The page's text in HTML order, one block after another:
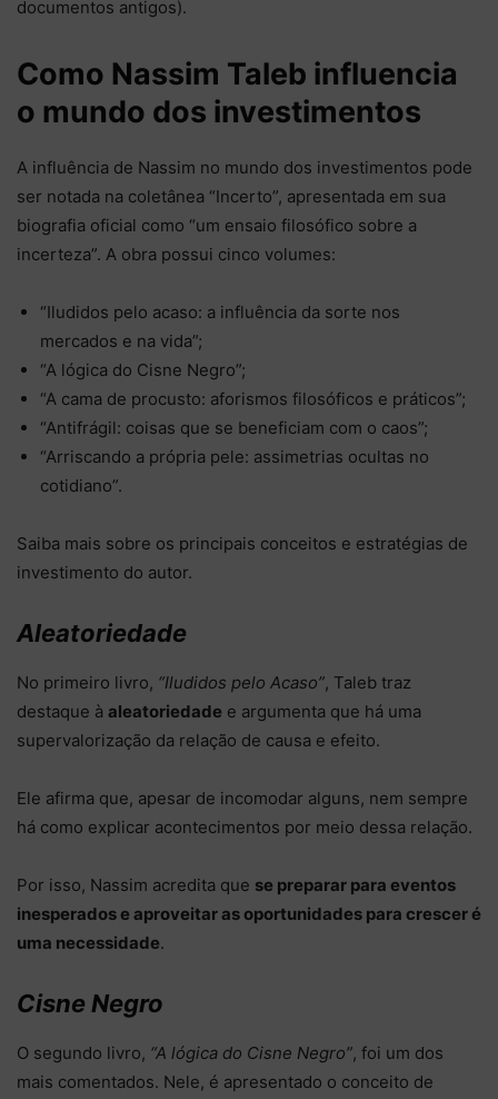
documentos antigos).
Como Nassim Taleb influencia
o mundo dos investimentos
A influência de Nassim no mundo dos investimentos pode
ser notada na coletânea “Incerto”, apresentada em sua
biografia oficial como “um ensaio filosófico sobre a
incerteza”. A obra possui cinco volumes:
“Iludidos pelo acaso: a influência da sorte nos
mercados e na vida”;
“A lógica do Cisne Negro”;
“A cama de procusto: aforismos filosóficos e práticos”;
“Antifrágil: coisas que se beneficiam com o caos”;
“Arriscando a própria pele: assimetrias ocultas no
cotidiano”.
Saiba mais sobre os principais conceitos e estratégias de
investimento do autor.
Aleatoriedade
No primeiro livro, “Iludidos pelo Acaso”, Taleb traz
destaque à aleatoriedade e argumenta que há uma
supervalorização da relação de causa e efeito.
Ele afirma que, apesar de incomodar alguns, nem sempre
há como explicar acontecimentos por meio dessa relação.
Por isso, Nassim acredita que se preparar para eventos
inesperados e aproveitar as oportunidades para crescer é
uma necessidade.
Cisne Negro
O segundo livro, “A lógica do Cisne Negro”, foi um dos
mais comentados. Nele, é apresentado o conceito de